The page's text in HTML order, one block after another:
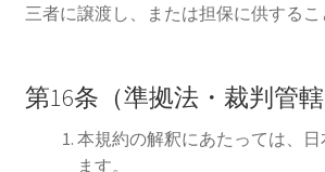
三者に譲渡し、または担保に供するこ
第16条（準拠法・裁判管轄
本規約の解釈にあたっては、
ます。